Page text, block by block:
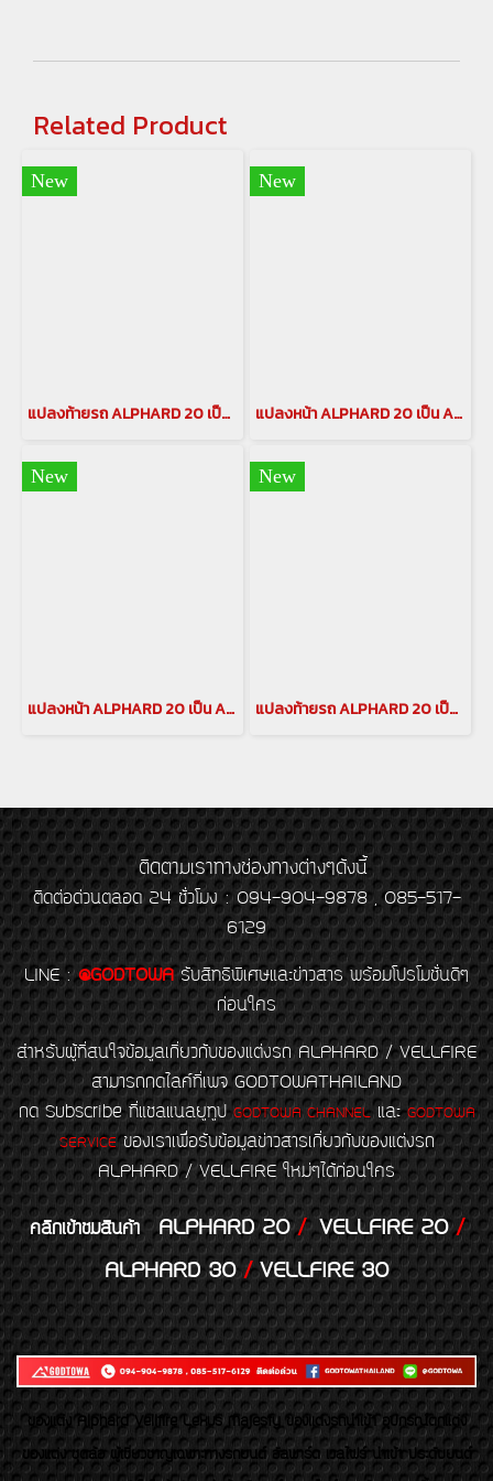
Related Product
New
แปลงท้ายรถ ALPHARD 20 เป็น ALPHARD 30 แปลงท้าย เวลไฟร์20 เป็น อัลพาร์ด30 ชุดแต่งแปลงท้าย เวลไฟร์ VELLFIRE(copy)
New
แปลงหน้า ALPHARD 20 เป็น ALPHARD SC 2018-2020(copy)(copy)(copy)
New
แปลงหน้า ALPHARD 20 เป็น ALPHARD SC 2018-2020(copy)(copy)
New
แปลงท้ายรถ ALPHARD 20 เป็น ALPHARD 30 แปลงท้าย เวลไฟร์20 เป็น อัลพาร์ด30 ชุดแต่งแปลงท้าย เวลไฟร์ VELLFIRE
ติดตามเราทางช่องทางต่างๆดังนี้
ติดต่อด่วนตลอด 24 ชั่วโมง : 094-904-9878 , 085-517-
6129
LINE : @GODTOWA รับสิทธิพิเศษและข่าวสาร พร้อมโปรโมชั่นดีๆ
ก่อนใคร
สำหรับผู้ที่สนใจข้อมูลเกี่ยวกับของแต่งรถ ALPHARD / VELLFIRE
สามารถกดไลค์ที่เพจ GODTOWATHAILAND
กด Subscribe ที่แชลแนลยูทูป GODTOWA CHANNELและGODTOWA
SERVICEของเราเพื่อรับข้อมูลข่าวสารเกี่ยวกับของแต่งรถ
ALPHARD / VELLFIRE ใหม่ๆได้ก่อนใคร
คลิกเข้าชมสินค้า ALPHARD 20/VELLFIRE 20/
ALPHARD 30/VELLFIRE 30
ของเเต่ง Alphard Vellfire Lexus Majesty ของเเต่งรถนำเข้า อุปกรณ์ตกแต่ง
ของแต่ง ชุดล้อ ผู้เชี่ยวชาญเฉพาะทางรถยนต์ อัลพาร์ด เวลไฟร์ นำเข้า ประดับยนต์